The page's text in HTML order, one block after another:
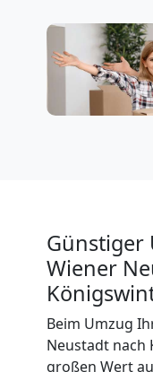
Günstiger
Wiener
Beim Umzug
Neustadt nach
großen Wert
Wiener
Wiener
Neustadt